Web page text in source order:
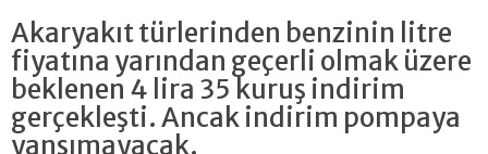
Akaryakıt türlerinden benzinin litre
fiyatına yarından geçerli olmak üzere
beklenen 4 lira 35 kuruş indirim
gerçekleşti. Ancak indirim pompaya
yansımayacak.